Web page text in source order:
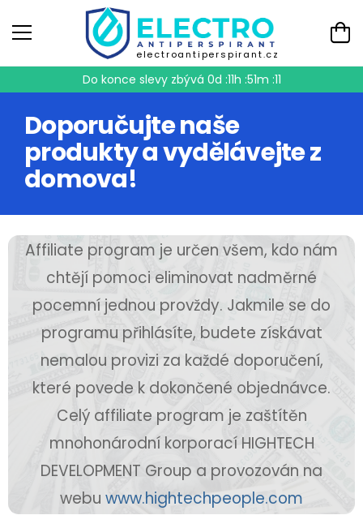
electroantiperspirant.cz
Do konce slevy zbývá 0d :11h :51m :11
Doporučujte naše
produkty a vydělávejte z
domova!
Affiliate program je určen všem, kdo nám
chtějí pomoci eliminovat nadměrné
pocemní jednou provždy. Jakmile se do
programu přihlásíte, budete získávat
nemalou provizi za každé doporučení,
které povede k dokončené objednávce.
Celý affiliate program je zaštítěn
mnohonárodní korporací HIGHTECH
DEVELOPMENT Group a provozován na
webu www.hightechpeople.com